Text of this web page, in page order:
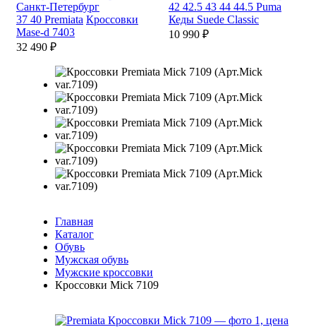
37 40 Premiata Кроссовки
Mase-d 7403
32 490 ₽
42 42.5 43 44 44.5 Puma
Кеды Suede Classic
10 990 ₽
Главная
Каталог
Обувь
Мужская обувь
Мужские кроссовки
Кроссовки Mick 7109